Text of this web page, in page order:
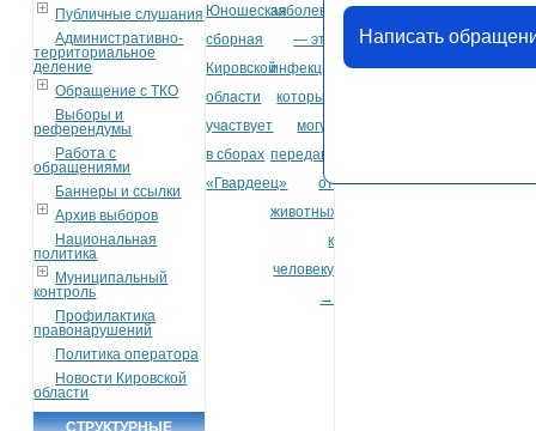
Публичные слушания
Административно-
территориальное
деление
Обращение с ТКО
Выборы и
референдумы
Работа с
обращениями
Баннеры и ссылки
Архив выборов
Национальная
политика
Муниципальный
контроль
Профилактика
правонарушений
Политика оператора
Новости Кировской
области
СТРУКТУРНЫЕ
Юношеская
сборная
Кировской
области
участвует
в сборах
«Гвардеец»
заболевания
— это
инфекции,
которые
могут
передаваться
от
животных
к
человеку
→
Написать